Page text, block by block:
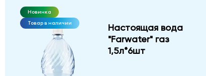
Новинка
Товар в наличии
Настоящая вода
"Farwater" газ
1,5л*6шт